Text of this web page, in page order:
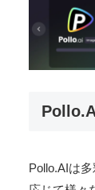
Pollo.AIは